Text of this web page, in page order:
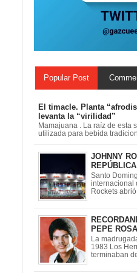
Popular Post
El timacle. Planta
levanta la “virilidad”
Mamajuana . La raíz de esta
utilizada para bebida
JOHNNY
Santo
internacional
Rockets abrió
PEPE
La
1983 Los
terminaban